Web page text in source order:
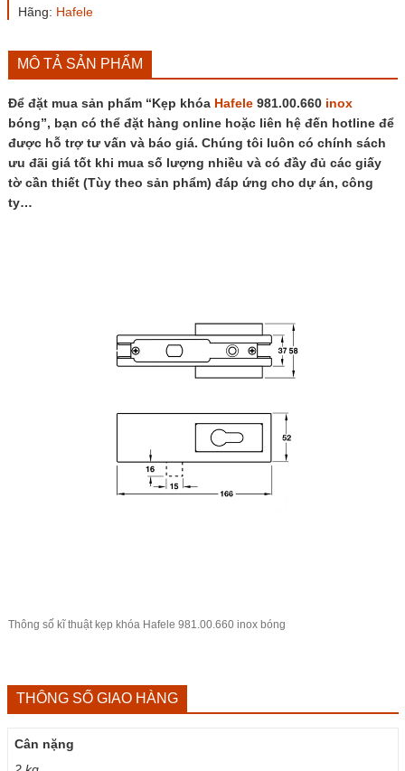
Hãng: Hafele
MÔ TẢ SẢN PHẨM
Để đặt mua sản phẩm “Kẹp khóa Hafele981.00.660 inox
bóng”, bạn có thể đặt hàng online hoặc liên hệ đến hotline để
được hỗ trợ tư vấn và báo giá. Chúng tôi luôn có chính sách
ưu đãi giá tốt khi mua số lượng nhiều và có đầy đủ các giấy
tờ cần thiết (Tùy theo sản phẩm) đáp ứng cho dự án, công
ty…
Thông số kĩ thuật kẹp khóa Hafele 981.00.660 inox bóng
THÔNG SỐ GIAO HÀNG
Cân nặng